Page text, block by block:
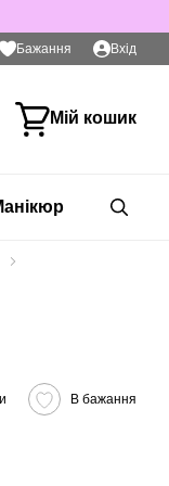
Бажання Вхід
Мій кошик
В бажання